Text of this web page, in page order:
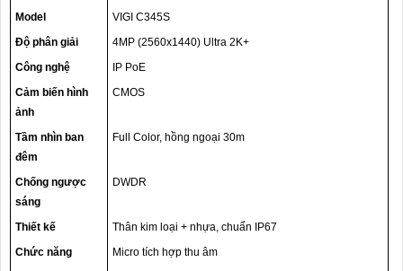
Model
VIGI C345S
Độ phân giải
4MP (2560x1440) Ultra 2K+
Công nghệ
IP PoE
Cảm biến hình
ảnh
CMOS
Tầm nhìn ban
đêm
Full Color, hồng ngoại 30m
Chống ngược
sáng
DWDR
Thiết kế
Thân kim loại + nhựa, chuẩn IP67
Chức năng
Micro tích hợp thu âm